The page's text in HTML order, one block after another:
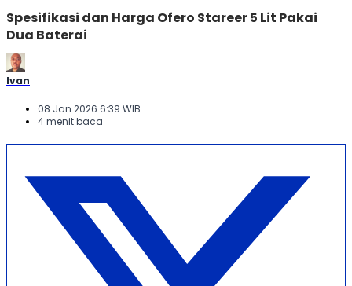
Spesifikasi dan Harga Ofero Stareer 5 Lit Pakai
Dua Baterai
Ivan
08 Jan 2026 6:39 WIB
4 menit baca